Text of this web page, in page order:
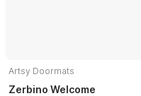
Artsy Doormats
Zerbino Welcome